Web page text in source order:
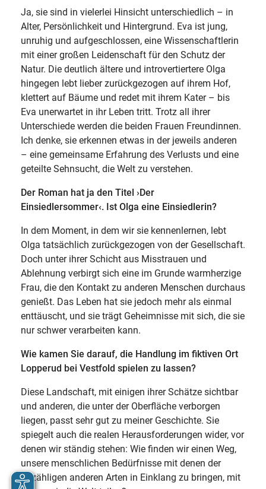
Ja, sie sind in vielerlei Hinsicht unterschiedlich – in
Alter, Persönlichkeit und Hintergrund. Eva ist jung,
unruhig und aufgeschlossen, eine Wissenschaftlerin
mit einer großen Leidenschaft für den Schutz der
Natur. Die deutlich ältere und introvertiertere Olga
hingegen lebt lieber zurückgezogen auf ihrem Hof,
klettert auf Bäume und redet mit ihrem Kater – bis
Eva unerwartet in ihr Leben tritt. Trotz all ihrer
Unterschiede werden die beiden Frauen Freundinnen.
Ich denke, sie erkennen etwas in der jeweils anderen
– eine gemeinsame Erfahrung des Verlusts und eine
geteilte Sehnsucht, die Welt zu verstehen.
Der Roman hat ja den Titel ›Der
Einsiedlersommer‹. Ist Olga eine Einsiedlerin?
In dem Moment, in dem wir sie kennenlernen, lebt
Olga tatsächlich zurückgezogen von der Gesellschaft.
Doch unter ihrer Schicht aus Misstrauen und
Ablehnung verbirgt sich eine im Grunde warmherzige
Frau, die den Kontakt zu anderen Menschen durchaus
genießt. Das Leben hat sie jedoch mehr als einmal
enttäuscht, und sie trägt Geheimnisse mit sich, die sie
nur schwer verarbeiten kann.
Wie kamen Sie darauf, die Handlung im fiktiven Ort
Lopperud bei Vestfold spielen zu lassen?
Diese Landschaft, mit einigen ihrer Schätze sichtbar
und anderen, die unter der Oberfläche verborgen
liegen, passt sehr gut zu meiner Geschichte. Sie
spiegelt auch die realen Herausforderungen wider, vor
denen wir ständig stehen: Wie finden wir einen Weg,
unsere menschlichen Bedürfnisse mit denen der
unzähligen anderen Arten in Einklang zu bringen, mit